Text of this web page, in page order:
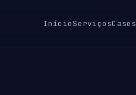
InícioServiçosCases